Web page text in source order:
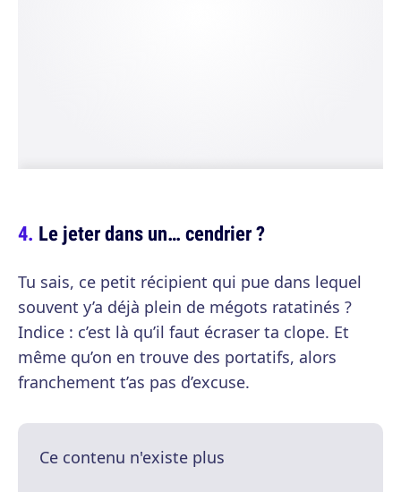
Le jeter dans un… cendrier ?
Tu sais, ce petit récipient qui pue dans lequel
souvent y’a déjà plein de mégots ratatinés ?
Indice : c’est là qu’il faut écraser ta clope. Et
même qu’on en trouve des portatifs, alors
franchement t’as pas d’excuse.
Ce contenu n'existe plus